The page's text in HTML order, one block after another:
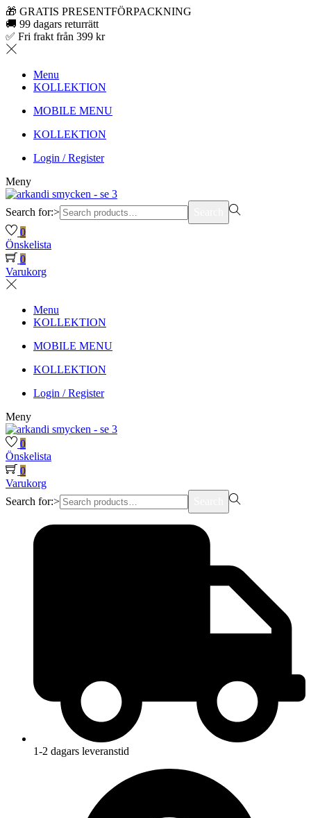
🎁 GRATIS PRESENTFÖRPACKNING
🚚 99 dagars returrätt
✅ Fri frakt från 399 kr
Menu
KOLLEKTION
MOBILE MENU
KOLLEKTION
Login / Register
Meny
Search for:>
0
Önskelista
0
Varukorg
Menu
KOLLEKTION
MOBILE MENU
KOLLEKTION
Login / Register
Meny
0
Önskelista
0
Varukorg
Search for:>
1-2 dagars leveranstid